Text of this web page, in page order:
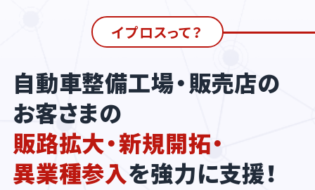
イプロスって？
自動車整備工場・販売店の
お客さまの
販路拡大・新規開拓・
異業種参入を強力に支援！